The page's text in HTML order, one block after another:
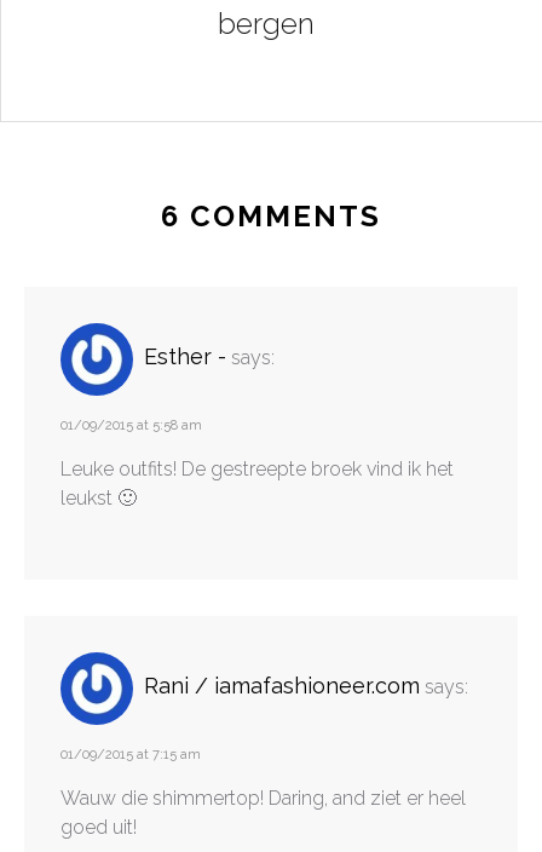
bergen
6 COMMENTS
Esther - says:
01/09/2015 at 5:58 am
Leuke outfits! De gestreepte broek vind ik het
leukst 🙂
Rani / iamafashioneer.com says:
01/09/2015 at 7:15 am
Wauw die shimmertop! Daring, and ziet er heel
goed uit!